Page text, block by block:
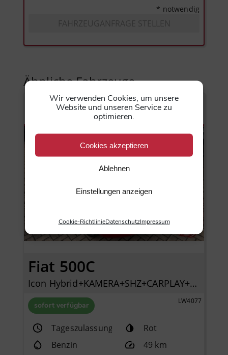
Wir verwenden Cookies, um unsere
Website und unseren Service zu
optimieren.
Cookies akzeptieren
Ablehnen
Einstellungen anzeigen
Cookie-RichtlinieDatenschutzImpressum
* notwendig
FAHRZEUGANFRAGE STELLEN
Ähnliche Fahrzeuge
31
Fiat 500C
Icon Hybrid+KAMERA+SHZ+CARPLAY+KLIMAAUTOMATIK+TEMPOMAT+
sofort verfügbar LW4077
Tageszulassung
Rot
Benzin
49 km